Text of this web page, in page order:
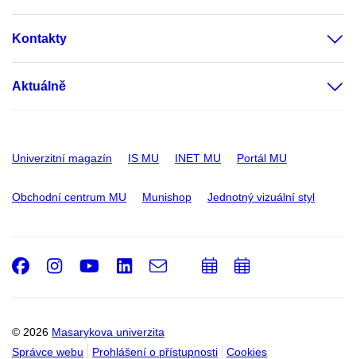
Kontakty
Aktuálně
Univerzitní magazín IS MU INET MU Portál MU
Obchodní centrum MU Munishop Jednotný vizuální styl
© 2026 Masarykova univerzita
Správce webu
Prohlášení o přístupnosti Cookies
Facebook
Instagram
Youtube
LinkedIn
e-
Email
PřidatPřidat